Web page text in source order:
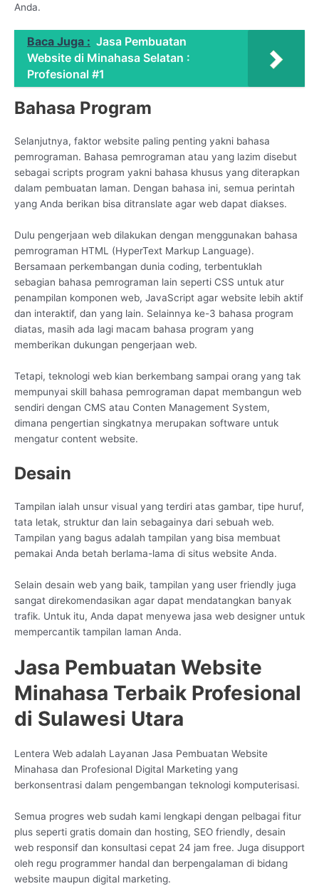
Anda.
Baca Juga : Jasa Pembuatan
Website di Minahasa Selatan :
Profesional #1
Bahasa Program
Selanjutnya, faktor website paling penting yakni bahasa
pemrograman. Bahasa pemrograman atau yang lazim disebut
sebagai scripts program yakni bahasa khusus yang diterapkan
dalam pembuatan laman. Dengan bahasa ini, semua perintah
yang Anda berikan bisa ditranslate agar web dapat diakses.
Dulu pengerjaan web dilakukan dengan menggunakan bahasa
pemrograman HTML (HyperText Markup Language).
Bersamaan perkembangan dunia coding, terbentuklah
sebagian bahasa pemrograman lain seperti CSS untuk atur
penampilan komponen web, JavaScript agar website lebih aktif
dan interaktif, dan yang lain. Selainnya ke-3 bahasa program
diatas, masih ada lagi macam bahasa program yang
memberikan dukungan pengerjaan web.
Tetapi, teknologi web kian berkembang sampai orang yang tak
mempunyai skill bahasa pemrograman dapat membangun web
sendiri dengan CMS atau Conten Management System,
dimana pengertian singkatnya merupakan software untuk
mengatur content website.
Desain
Tampilan ialah unsur visual yang terdiri atas gambar, tipe huruf,
tata letak, struktur dan lain sebagainya dari sebuah web.
Tampilan yang bagus adalah tampilan yang bisa membuat
pemakai Anda betah berlama-lama di situs website Anda.
Selain desain web yang baik, tampilan yang user friendly juga
sangat direkomendasikan agar dapat mendatangkan banyak
trafik. Untuk itu, Anda dapat menyewa jasa web designer untuk
mempercantik tampilan laman Anda.
Jasa Pembuatan Website
Minahasa Terbaik Profesional
di Sulawesi Utara
Lentera Web adalah Layanan Jasa Pembuatan Website
Minahasa dan Profesional Digital Marketing yang
berkonsentrasi dalam pengembangan teknologi komputerisasi.
Semua progres web sudah kami lengkapi dengan pelbagai fitur
plus seperti gratis domain dan hosting, SEO friendly, desain
web responsif dan konsultasi cepat 24 jam free. Juga disupport
oleh regu programmer handal dan berpengalaman di bidang
website maupun digital marketing.